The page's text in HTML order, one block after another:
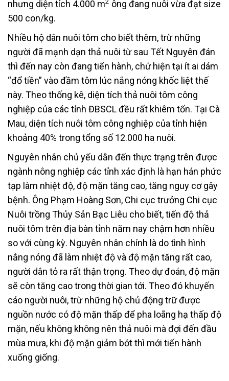
nhưng diện tích 4.000 m
ông đang nuôi vừa đạt size
500 con/kg.
Nhiều hộ dân nuôi tôm cho biết thêm, trừ những
người đã mạnh dạn thả nuôi từ sau Tết Nguyên đán
thì đến nay còn đang tiến hành, chứ hiện tại ít ai dám
“đổ tiền” vào đầm tôm lúc nắng nóng khốc liệt thế
này. Theo thống kê, diện tích thả nuôi tôm công
nghiệp của các tỉnh ĐBSCL đều rất khiêm tốn. Tại Cà
Mau, diện tích nuôi tôm công nghiệp của tỉnh hiện
khoảng 40% trong tổng số 12.000 ha nuôi.
Nguyên nhân chủ yếu dẫn đến thực trạng trên được
ngành nông nghiệp các tỉnh xác định là hạn hán phức
tạp làm nhiệt độ, độ mặn tăng cao, tăng nguy cơ gây
bệnh. Ông Phạm Hoàng Sơn, Chi cục trưởng Chi cục
Nuôi trồng Thủy Sản Bạc Liêu cho biết, tiến độ thả
nuôi tôm trên địa bàn tỉnh năm nay chậm hơn nhiều
so với cùng kỳ. Nguyên nhân chính là do tình hình
nắng nóng đã làm nhiệt độ và độ mặn tăng rất cao,
người dân tỏ ra rất thận trọng. Theo dự đoán, độ mặn
sẽ còn tăng cao trong thời gian tới. Theo đó khuyến
cáo người nuôi, trừ những hộ chủ động trữ được
nguồn nước có độ mặn thấp để pha loãng hạ thấp độ
mặn, nếu không không nên thả nuôi mà đợi đến đầu
mùa mưa, khi độ mặn giảm bớt thì mới tiến hành
xuống giống.